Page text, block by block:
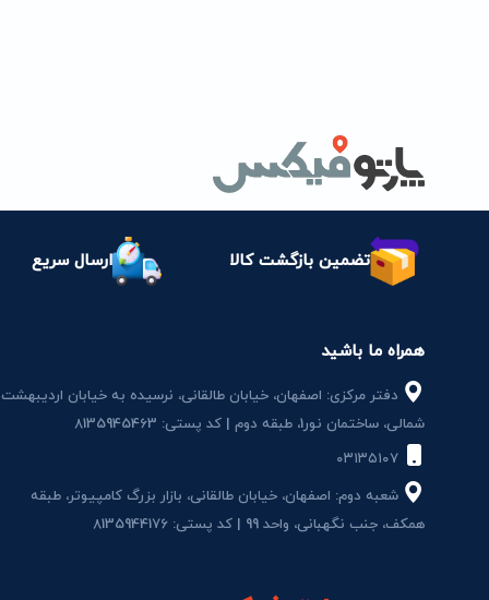
تضمین بازگشت کالا ارسال سریع
همراه ما باشید
دفتر مرکزی: اصفهان، خیابان طالقانی، نرسیده به خیابان اردیبهشت
شمالی، ساختمان نور1، طبقه دوم | کد پستی: 8135945463
۰۳۱۳۵۱۰۷
شعبه دوم: اصفهان، خیابان طالقانی، بازار بزرگ کامپیوتر، طبقه
همکف، جنب نگهبانی، واحد 99 | کد پستی: 8135944176